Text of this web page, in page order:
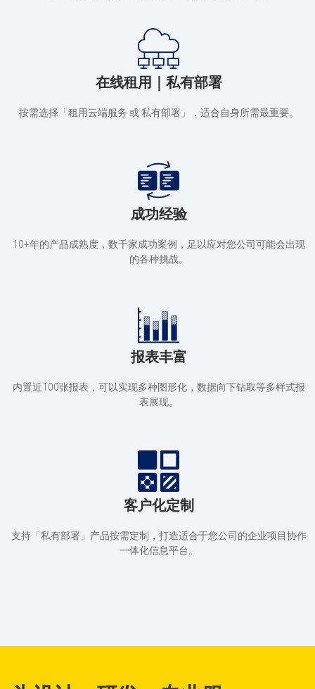
在线租用｜私有部署
按需选择「租用云端服务 或 私有部署」，适合自身所需最重要。
成功经验
10+年的产品成熟度，数千家成功案例，足以应对您公司可能会出现
的各种挑战。
报表丰富
内置近100张报表，可以实现多种图形化，数据向下钻取等多样式报
表展现。
客户化定制
支持「私有部署」产品按需定制，打造适合于您公司的企业项目协作
一体化信息平台。